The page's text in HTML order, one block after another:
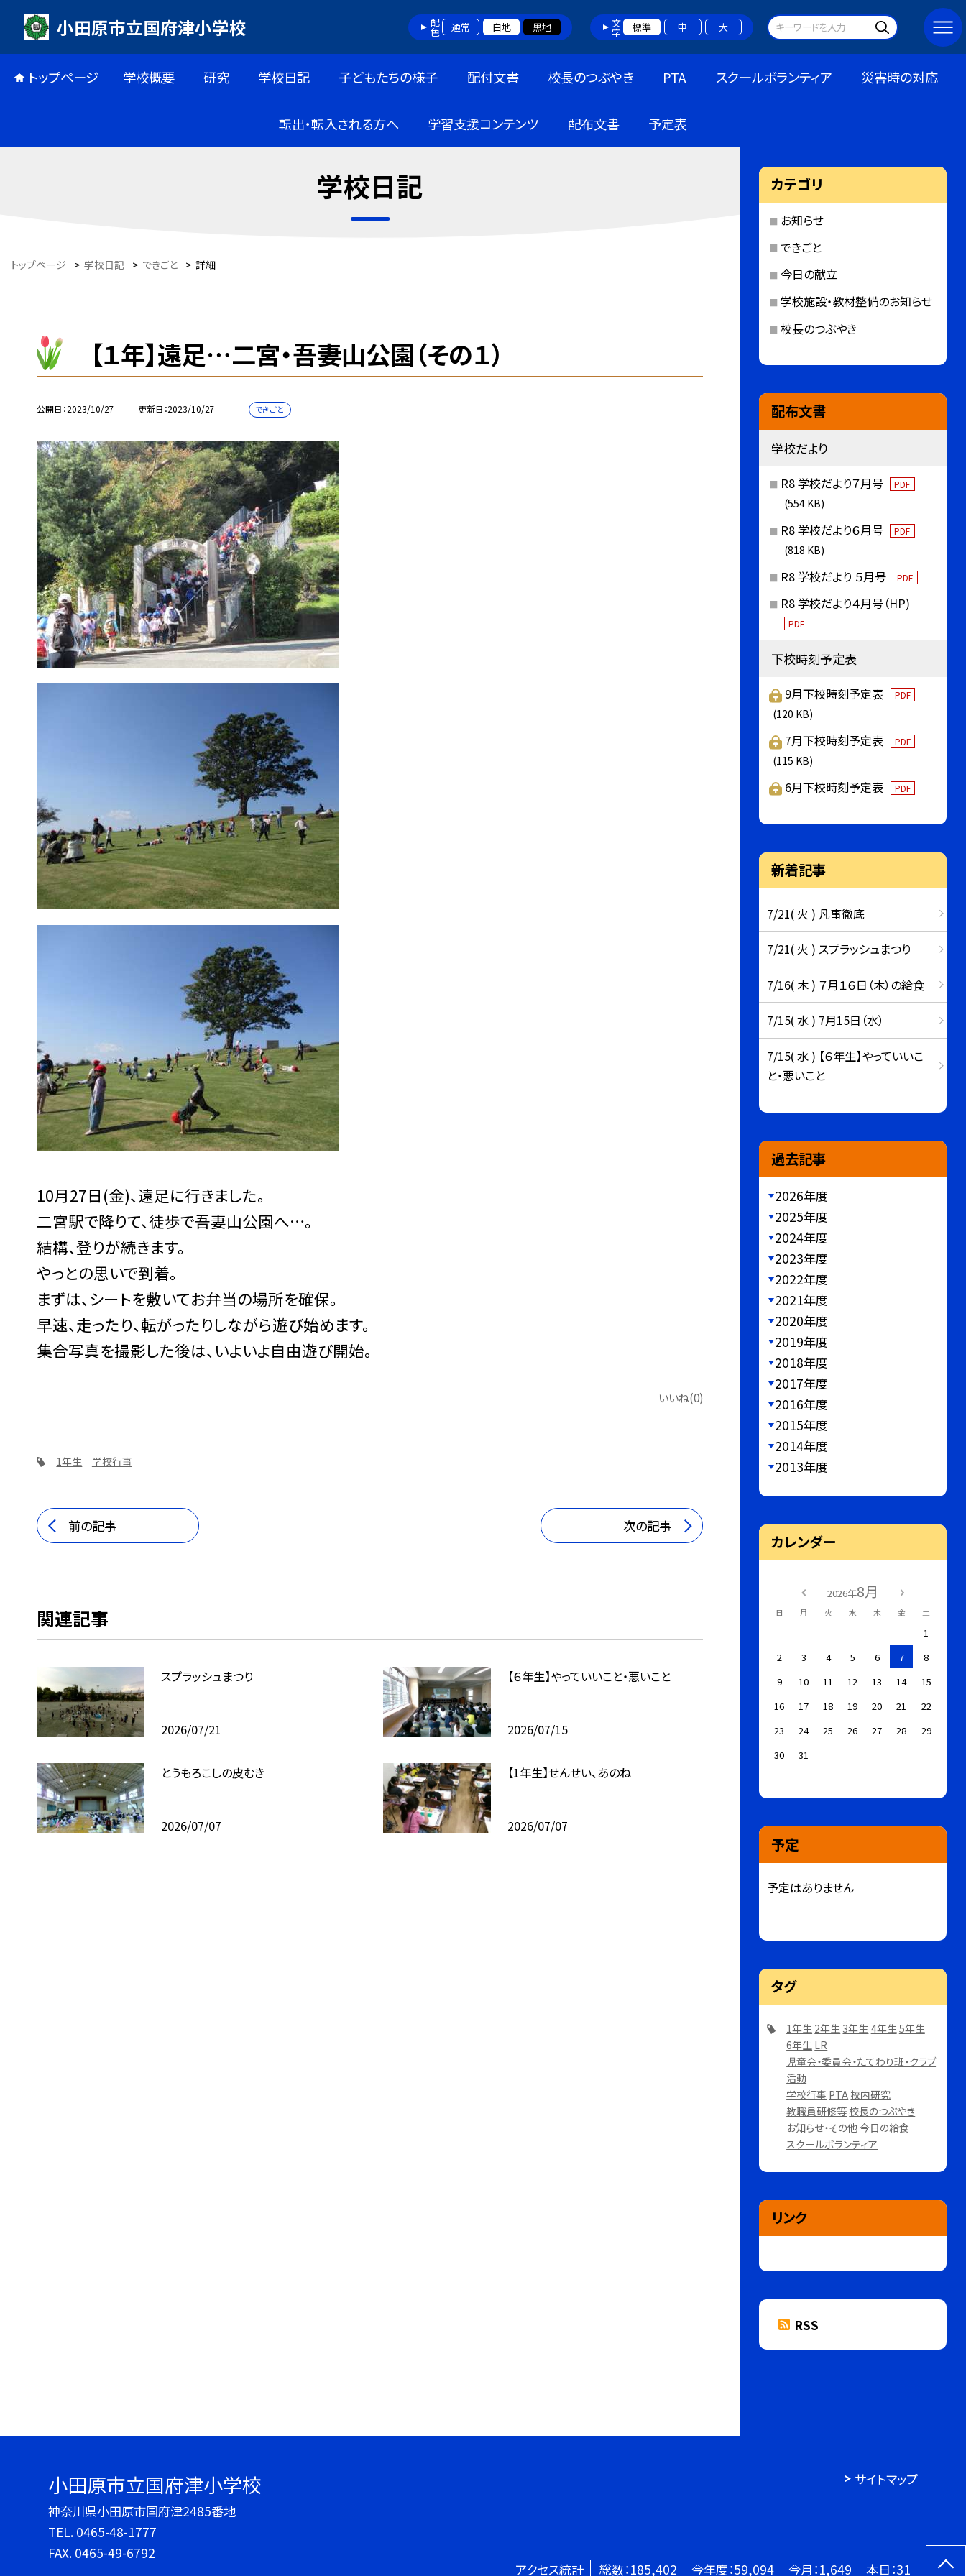
小田原市立国府津小学校 配色 通常 白地 黒地 文字 標準 中 大
トップページ 学校概要 研究 学校日記 子どもたちの様子 配付文書 校長のつぶやき PTA スクールボランティア 災害時の対応
転出・転入される方へ 学習支援コンテンツ 配布文書 予定表
学校日記
トップページ > 学校日記 > できごと > 詳細
【１年】遠足…二宮・吾妻山公園（その１）
公開日 2023/10/27 更新日 2023/10/27 できごと
10月27日(金)、遠足に行きました。
二宮駅で降りて、徒歩で吾妻山公園へ…。
結構、登りが続きます。
やっとの思いで到着。
まずは、シートを敷いてお弁当の場所を確保。
早速、走ったり、転がったりしながら遊び始めます。
集合写真を撮影した後は、いよいよ自由遊び開始。
いいね(0)
1年生 学校行事
前の記事 次の記事
関連記事
スプラッシュまつり
2026/07/21
【６年生】やっていいこと・悪いこと
2026/07/15
とうもろこしの皮むき
2026/07/07
【1年生】せんせい、あのね
2026/07/07
カテゴリ
お知らせ
できごと
今日の献立
学校施設・教材整備のお知らせ
校長のつぶやき
配布文書
学校だより
R8 学校だより７月号 PDF
(554 KB)
R8 学校だより６月号 PDF
(818 KB)
R8 学校だより ５月号 PDF
R8 学校だより４月号（HP)
PDF
下校時刻予定表
9月下校時刻予定表 PDF
(120 KB)
7月下校時刻予定表 PDF
(115 KB)
6月下校時刻予定表 PDF
新着記事
7/21( 火 ) 凡事徹底
7/21( 火 ) スプラッシュまつり
7/16( 木 ) ７月１６日（木）の給食
7/15( 水 ) 7月15日（水）
7/15( 水 ) 【６年生】やっていいこ
と・悪いこと
過去記事
2026年度
2025年度
2024年度
2023年度
2022年度
2021年度
2020年度
2019年度
2018年度
2017年度
2016年度
2015年度
2014年度
2013年度
カレンダー
2026年8月
日 月 火 水 木 金 土
1
2
3 4 5 6 7
8
9
10 11 12 13 14
15
16
17 18 19 20 21
22
23
24 25 26 27 28
29
30
31
予定
予定はありません
タグ
1年生 2年生 3年生 4年生 5年生
6年生 LR
児童会・委員会・たてわり班・クラブ
活動
学校行事 PTA 校内研究
教職員研修等 校長のつぶやき
お知らせ・その他 今日の給食
スクールボランティア
リンク
RSS
小田原市立国府津小学校
神奈川県小田原市国府津2485番地
TEL. 0465-48-1777
FAX. 0465-49-6792
サイトマップ
アクセス統計 総数：185,402 今年度：59,094 今月：1,649 本日：31